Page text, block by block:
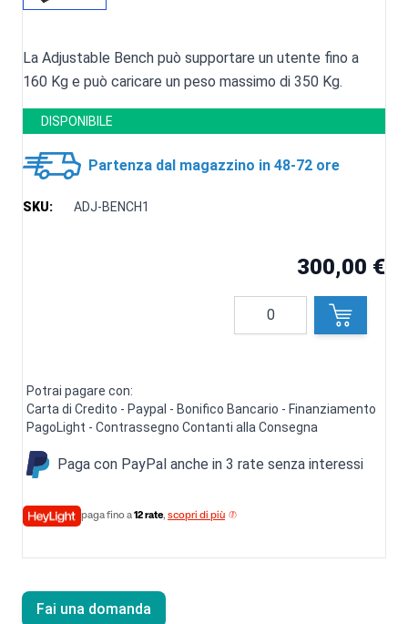
La Adjustable Bench può supportare un utente fino a
160 Kg e può caricare un peso massimo di 350 Kg.
DISPONIBILE
Partenza dal magazzino in 48-72 ore
SKU: ADJ-BENCH1
300,00 €
Quantità
Potrai pagare con:
Carta di Credito - Paypal - Bonifico Bancario - Finanziamento
PagoLight - Contrassegno Contanti alla Consegna
Paga con PayPal anche in 3 rate senza interessi
paga fino a12 rate, scopri di più
Fai una domanda